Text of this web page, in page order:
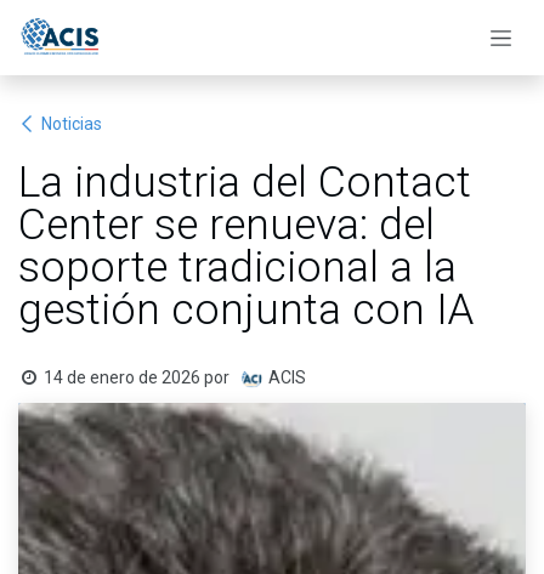
Noticias
La industria del Contact
Center se renueva: del
soporte tradicional a la
gestión conjunta con IA
14 de enero de 2026 por ACIS